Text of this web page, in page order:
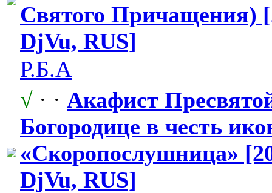
Святого Причащения)
DjVu, RUS]
Р.Б.А
√ · · Акафист
Богородице в честь
«Скоропослушн​ица»
DjVu, RUS]